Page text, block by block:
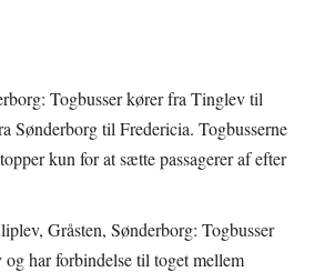
Togbusser kører fra Tinglev til
Sønderborg til Fredericia. Togbusserne
kun for at sætte passagerer af efter
Gråsten, Sønderborg: Togbusser
har forbindelse til toget mellem